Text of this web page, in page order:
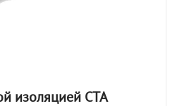
изоляцией СТА